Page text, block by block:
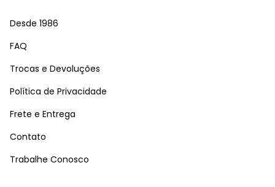
Desde 1986
FAQ
Trocas e Devoluções
Política de Privacidade
Frete e Entrega
Contato
Trabalhe Conosco